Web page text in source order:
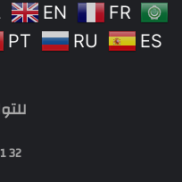
EN
FR
PT RU ES
32 61 40 94 07